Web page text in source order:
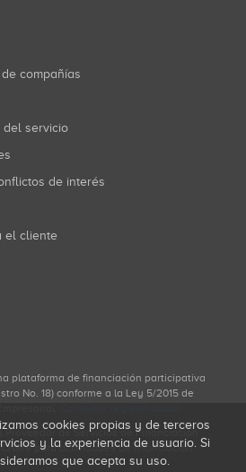
compañías
del servicio
de interés
el cliente
plataforma de financiación participativa
No. 18) conforme a la Ley 5/2015 de
Proveedor de Servicios de Financiación
para actividades de financiación
cookies propias y de terceros
y la experiencia de usuario. Si
que acepta su uso.